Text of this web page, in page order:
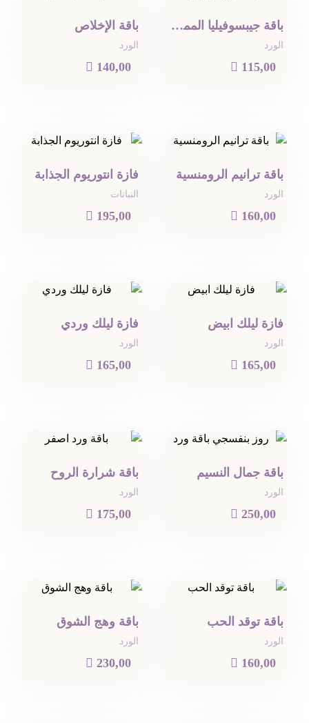
باقة جيبسوفيليا المميزة
الورد
 115,00
باقة الإخلاص
الورد
 140,00
باقة ترانيم الرومنسية
الورد
 160,00
فازة انتوريوم الجذابة
النباتات
 195,00
فازة ليلك ابيض
الورد
 165,00
فازة ليلك وردي
الورد
 165,00
باقة جمال النسيم
الورد
 250,00
باقة شرارة الروح
الورد
 175,00
باقة توقد الحب
الورد
 160,00
باقة وهج الشوق
الورد
 230,00